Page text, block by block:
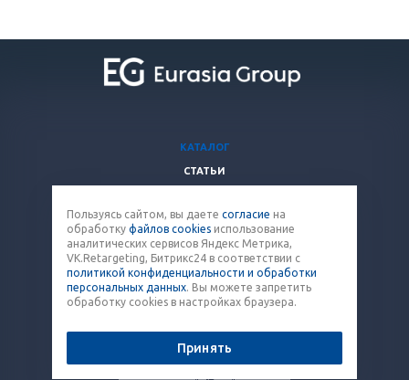
© 2026 Все права защищены.
КАТАЛОГ
СТАТЬИ
КОМПАНИЯ
КОНТАКТЫ
8 (800) 707-12-53
paket@eq-mail.ru
Пользуясь сайтом, вы даете согласие на
обработку файлов cookies использование
аналитических сервисов Яндекс Метрика,
VK.Retargeting, Битрикс24 в соответствии с
политикой конфиденциальности и обработки
персональных данных. Вы можете запретить
обработку cookies в настройках браузера.
Принять